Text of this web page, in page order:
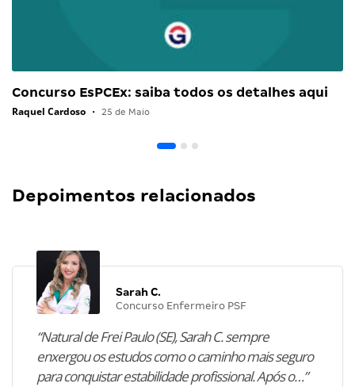
Concurso EsPCEx: saiba todos os detalhes aqui
Raquel Cardoso • 25 de Maio
Depoimentos relacionados
Sarah C.
Concurso Enfermeiro PSF
“Natural de Frei Paulo (SE), Sarah C. sempre
enxergou os estudos como o caminho mais seguro
para conquistar estabilidade profissional. Após o…”